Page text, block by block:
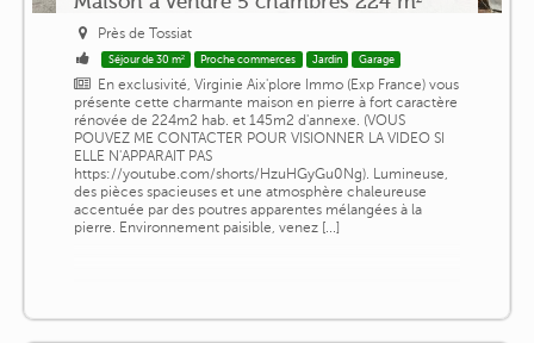
Près de Tossiat
Séjour de 30 m² Proche commerces Jardin Garage
En exclusivité, Virginie Aix'plore Immo (Exp France) vous
présente cette charmante maison en pierre à fort caractère
rénovée de 224m2 hab. et 145m2 d'annexe. (VOUS
POUVEZ ME CONTACTER POUR VISIONNER LA VIDEO SI
ELLE N'APPARAIT PAS
https://youtube.com/shorts/HzuHGyGu0Ng). Lumineuse,
des pièces spacieuses et une atmosphère chaleureuse
accentuée par des poutres apparentes mélangées à la
pierre. Environnement paisible, venez [...]